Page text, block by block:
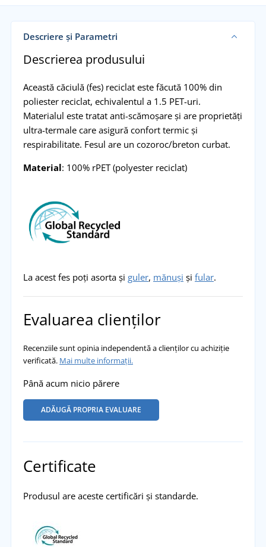
Descriere și Parametri
Descrierea produsului
Această căciulă (fes) reciclat este făcută 100% din
poliester reciclat, echivalentul a 1.5 PET-uri.
Materialul este tratat anti-scămoșare și are proprietăți
ultra-termale care asigură confort termic și
respirabilitate. Fesul are un cozoroc/breton curbat.
Material: 100% rPET (polyester reciclat)
La acest fes poți asorta și guler, mănuși și fular.
Evaluarea clienților
Recenziile sunt opinia independentă a clienților cu achiziție
verificată. Mai multe informații.
Până acum nicio părere
ADĂUGĂ PROPRIA EVALUARE
Certificate
Produsul are aceste certificări și standarde.